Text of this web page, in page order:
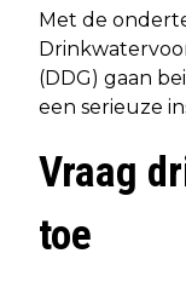
Met de
(DDG) gaan
een serieuze
Vraag
toe